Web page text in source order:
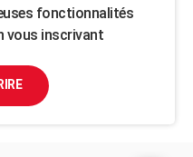
fonctionnalités
vous inscrivant